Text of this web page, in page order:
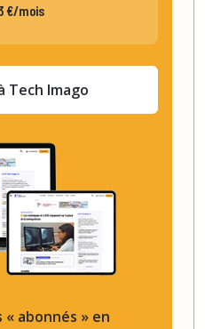
abonnés » en
€/mois
Tech Imago